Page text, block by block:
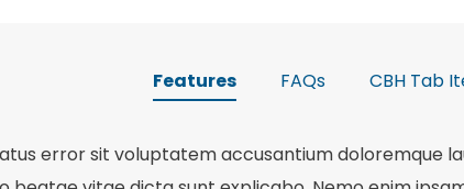
Features FAQs CBH Tab
error sit voluptatem accusantium doloremque